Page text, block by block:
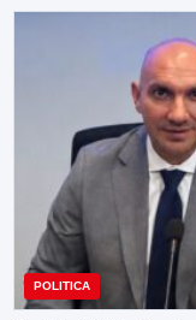
POLITICA